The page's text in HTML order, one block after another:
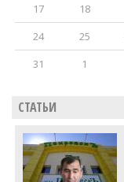
17
18
24
25
31
1
СТАТЬИ